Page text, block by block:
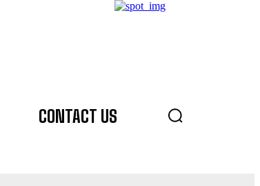
CONTACT US